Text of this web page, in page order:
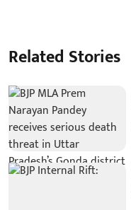
Related Stories